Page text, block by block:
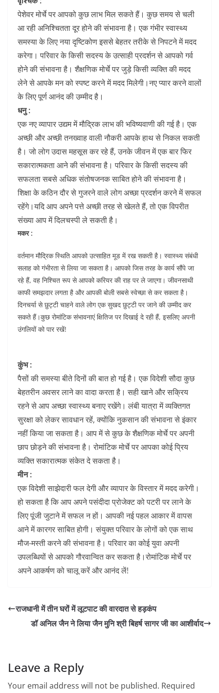
पेशेवर मोर्चे पर आपको कुछ लाभ मिल सकते हैं। कुछ समय से चली
आ रही अनिश्चितता दूर होने की संभावना है। एक गंभीर स्वास्थ्य
समस्या के लिए नया दृष्टिकोण इससे बेहतर तरीके से निपटने में मदद
करेगा। परिवार के किसी सदस्य के उत्साही प्रदर्शन से आपको गर्व
होने की संभावना है। शैक्षणिक मोर्चे पर जुड़े किसी व्यक्ति की मदद
लेने से आपके मन को स्पष्ट करने में मदद मिलेगी।नए प्यार करने वालों
के लिए पूर्ण आनंद की उम्मीद है।
धनु :
एक नए व्यापार उद्यम में मौद्रिक लाभ की भविष्यवाणी की गई है। एक
अच्छी और अच्छी तनख्वाह वाली नौकरी आपके हाथ से निकल सकती
है। जो लोग उदास महसूस कर रहे हैं, उनके जीवन में एक बार फिर
सकारात्मकता आने की संभावना है। परिवार के किसी सदस्य की
सफलता सबसे अधिक संतोषजनक साबित होने की संभावना है।
शिक्षा के कठिन दौर से गुजरने वाले लोग अच्छा प्रदर्शन करने में सफल
रहेंगे।यदि आप अपने पत्ते अच्छी तरह से खेलते हैं, तो एक विपरीत
संख्या आप में दिलचस्पी ले सकती है।
मकर :
वर्तमान मौद्रिक स्थिति आपको उत्साहित मूड में रख सकती है। स्वास्थ्य संबंधी
सलाह को गंभीरता से लिया जा सकता है। आपको जिस तरह के कार्य सौंपे जा
रहे हैं, वह निश्चित रूप से आपको करियर की राह पर ले जाएगा। जीवनसाथी
काफी समझदार लगता है और आपकी बोली सबसे स्वेच्छा से कर सकता है।
दिनचर्या से छुट्टी चाहने वाले लोग एक सुखद छुट्टी पर जाने की उम्मीद कर
सकते हैं।कुछ रोमांटिक संभावनाएं क्षितिज पर दिखाई दे रही हैं, इसलिए अपनी
उंगलियों को पार रखें!
कुंभ :
पैसों की समस्या बीते दिनों की बात हो गई है। एक विदेशी सौदा कुछ
बेहतरीन अवसर लाने का वादा करता है। सही खाने और सक्रिय
रहने से आप अच्छा स्वास्थ्य बनाए रखेंगे। लंबी यात्रा में व्यक्तिगत
सुरक्षा को लेकर सावधान रहें, क्योंकि नुकसान की संभावना से इंकार
नहीं किया जा सकता है। आप में से कुछ के शैक्षणिक मोर्चे पर अपनी
छाप छोड़ने की संभावना है। रोमांटिक मोर्चे पर आपका कोई प्रिय
व्यक्ति सकारात्मक संकेत दे सकता है।
मीन :
एक विदेशी साझेदारी फल देगी और व्यापार के विस्तार में मदद करेगी।
हो सकता है कि आप अपने पसंदीदा प्रोजेक्ट को पटरी पर लाने के
लिए पूंजी जुटाने में सफल न हों। आपकी नई पहल आकार में वापस
आने में कारगर साबित होगी। संयुक्त परिवार के लोगों को एक साथ
मौज-मस्ती करने की संभावना है। परिवार का कोई युवा अपनी
उपलब्धियों से आपको गौरवान्वित कर सकता है।रोमांटिक मोर्चे पर
अपने आकर्षण को चालू करें और आनंद लें!
राजधानी में तीन घरों में लूटपाट की वारदात से हड़कंप
डॉ अनिल जैन ने लिया जैन मुनि श्री बिहर्ष सागर जी का आशीर्वाद
Leave a Reply
Your email address will not be published. Required